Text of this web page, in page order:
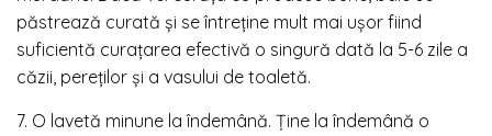
păstrează curată și se întreține mult mai ușor fiind
suficientă curațarea efectivă o singură dată la 5-6 zile a
căzii, pereților și a vasului de toaletă.
7. O lavetă minune la îndemână. Ține la îndemână o